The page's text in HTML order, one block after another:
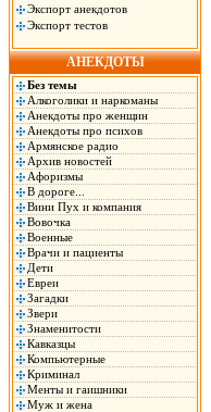
Экспорт анекдотов
Экспорт тестов
АНЕКДОТЫ
Без темы
Алкоголики и наркоманы
Анекдоты про женщин
Анекдоты про психов
Армянское радио
Архив новостей
Афоризмы
В дороге...
Вини Пух и компания
Вовочка
Военные
Врачи и пациенты
Дети
Евреи
Загадки
Звери
Знаменитости
Кавказцы
Компьютерные
Криминал
Менты и гаишники
Муж и жена